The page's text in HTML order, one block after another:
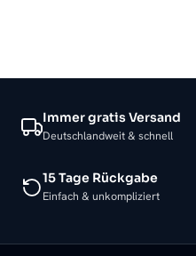
Immer gratis Versand
Deutschlandweit & schnell
15 Tage Rückgabe
Einfach & unkompliziert